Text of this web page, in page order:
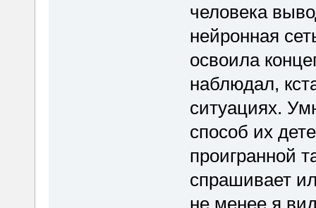
человека
нейронная
освоила
наблюдал,
ситуациях.
способ их
проигранной
спрашивает